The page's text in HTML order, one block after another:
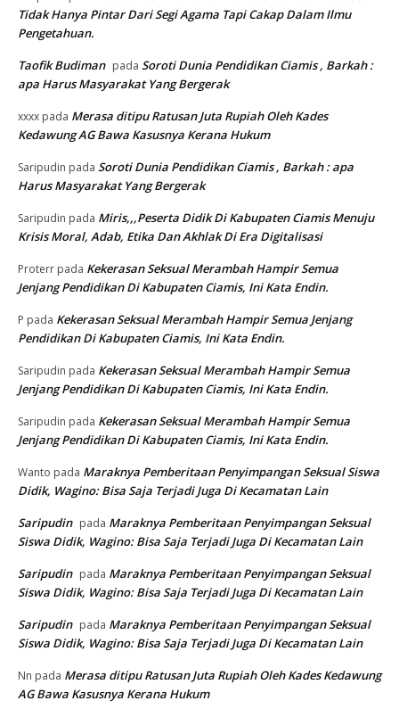
Tidak Hanya Pintar Dari Segi Agama Tapi Cakap Dalam Ilmu
Pengetahuan.
Taofik Budiman pada Soroti Dunia Pendidikan Ciamis , Barkah :
apa Harus Masyarakat Yang Bergerak
xxxx pada Merasa ditipu Ratusan Juta Rupiah Oleh Kades
Kedawung AG Bawa Kasusnya Kerana Hukum
Saripudin pada Soroti Dunia Pendidikan Ciamis , Barkah : apa
Harus Masyarakat Yang Bergerak
Saripudin pada Miris,,,Peserta Didik Di Kabupaten Ciamis Menuju
Krisis Moral, Adab, Etika Dan Akhlak Di Era Digitalisasi
Proterr pada Kekerasan Seksual Merambah Hampir Semua
Jenjang Pendidikan Di Kabupaten Ciamis, Ini Kata Endin.
P pada Kekerasan Seksual Merambah Hampir Semua Jenjang
Pendidikan Di Kabupaten Ciamis, Ini Kata Endin.
Saripudin pada Kekerasan Seksual Merambah Hampir Semua
Jenjang Pendidikan Di Kabupaten Ciamis, Ini Kata Endin.
Saripudin pada Kekerasan Seksual Merambah Hampir Semua
Jenjang Pendidikan Di Kabupaten Ciamis, Ini Kata Endin.
Wanto pada Maraknya Pemberitaan Penyimpangan Seksual Siswa
Didik, Wagino: Bisa Saja Terjadi Juga Di Kecamatan Lain
Saripudin pada Maraknya Pemberitaan Penyimpangan Seksual
Siswa Didik, Wagino: Bisa Saja Terjadi Juga Di Kecamatan Lain
Saripudin pada Maraknya Pemberitaan Penyimpangan Seksual
Siswa Didik, Wagino: Bisa Saja Terjadi Juga Di Kecamatan Lain
Saripudin pada Maraknya Pemberitaan Penyimpangan Seksual
Siswa Didik, Wagino: Bisa Saja Terjadi Juga Di Kecamatan Lain
Nn pada Merasa ditipu Ratusan Juta Rupiah Oleh Kades Kedawung
AG Bawa Kasusnya Kerana Hukum